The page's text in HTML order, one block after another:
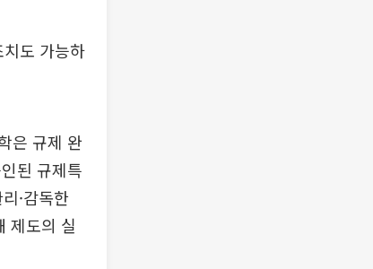
도 가능하
은 규제 완
된 규제특
·감독한
제도의 실